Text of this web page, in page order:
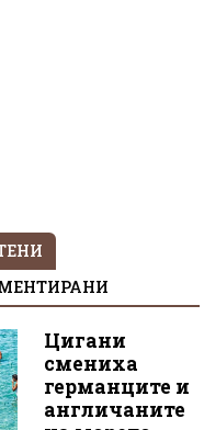
Цигани
смениха
германците и
англичаните